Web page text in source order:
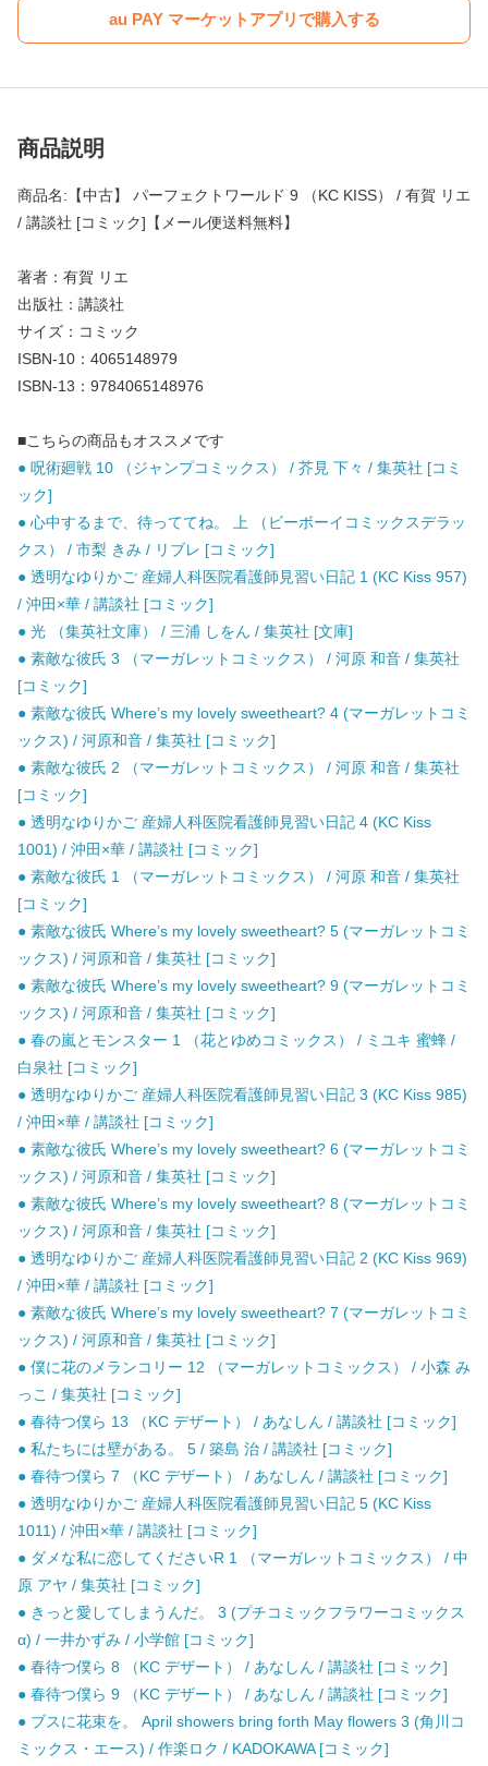
au PAY マーケットアプリで購入する
商品説明
商品名:【中古】 パーフェクトワールド 9 （KC KISS） / 有賀 リエ
/ 講談社 [コミック]【メール便送料無料】
著者：有賀 リエ
出版社：講談社
サイズ：コミック
ISBN-10：4065148979
ISBN-13：9784065148976
■こちらの商品もオススメです
● 呪術廻戦 10 （ジャンプコミックス） / 芥見 下々 / 集英社 [コミ
ック]
● 心中するまで、待っててね。 上 （ビーボーイコミックスデラッ
クス） / 市梨 きみ / リブレ [コミック]
● 透明なゆりかご 産婦人科医院看護師見習い日記 1 (KC Kiss 957)
/ 沖田×華 / 講談社 [コミック]
● 光 （集英社文庫） / 三浦 しをん / 集英社 [文庫]
● 素敵な彼氏 3 （マーガレットコミックス） / 河原 和音 / 集英社
[コミック]
● 素敵な彼氏 Where’s my lovely sweetheart? 4 (マーガレットコミ
ックス) / 河原和音 / 集英社 [コミック]
● 素敵な彼氏 2 （マーガレットコミックス） / 河原 和音 / 集英社
[コミック]
● 透明なゆりかご 産婦人科医院看護師見習い日記 4 (KC Kiss
1001) / 沖田×華 / 講談社 [コミック]
● 素敵な彼氏 1 （マーガレットコミックス） / 河原 和音 / 集英社
[コミック]
● 素敵な彼氏 Where’s my lovely sweetheart? 5 (マーガレットコミ
ックス) / 河原和音 / 集英社 [コミック]
● 素敵な彼氏 Where’s my lovely sweetheart? 9 (マーガレットコミ
ックス) / 河原和音 / 集英社 [コミック]
● 春の嵐とモンスター 1 （花とゆめコミックス） / ミユキ 蜜蜂 /
白泉社 [コミック]
● 透明なゆりかご 産婦人科医院看護師見習い日記 3 (KC Kiss 985)
/ 沖田×華 / 講談社 [コミック]
● 素敵な彼氏 Where’s my lovely sweetheart? 6 (マーガレットコミ
ックス) / 河原和音 / 集英社 [コミック]
● 素敵な彼氏 Where’s my lovely sweetheart? 8 (マーガレットコミ
ックス) / 河原和音 / 集英社 [コミック]
● 透明なゆりかご 産婦人科医院看護師見習い日記 2 (KC Kiss 969)
/ 沖田×華 / 講談社 [コミック]
● 素敵な彼氏 Where’s my lovely sweetheart? 7 (マーガレットコミ
ックス) / 河原和音 / 集英社 [コミック]
● 僕に花のメランコリー 12 （マーガレットコミックス） / 小森 み
っこ / 集英社 [コミック]
● 春待つ僕ら 13 （KC デザート） / あなしん / 講談社 [コミック]
● 私たちには壁がある。 5 / 築島 治 / 講談社 [コミック]
● 春待つ僕ら 7 （KC デザート） / あなしん / 講談社 [コミック]
● 透明なゆりかご 産婦人科医院看護師見習い日記 5 (KC Kiss
1011) / 沖田×華 / 講談社 [コミック]
● ダメな私に恋してくださいR 1 （マーガレットコミックス） / 中
原 アヤ / 集英社 [コミック]
● きっと愛してしまうんだ。 3 (プチコミックフラワーコミックス
α) / 一井かずみ / 小学館 [コミック]
● 春待つ僕ら 8 （KC デザート） / あなしん / 講談社 [コミック]
● 春待つ僕ら 9 （KC デザート） / あなしん / 講談社 [コミック]
● ブスに花束を。 April showers bring forth May flowers 3 (角川コ
ミックス・エース) / 作楽ロク / KADOKAWA [コミック]